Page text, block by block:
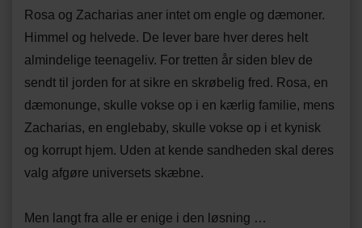
Rosa og Zacharias aner intet om engle og dæmoner.
Himmel og helvede. De lever bare hver deres helt
almindelige teenageliv. For tretten år siden blev de
sendt til jorden for at sikre en skrøbelig fred. Rosa, en
dæmonunge, skulle vokse op i en kærlig familie, mens
Zacharias, en englebaby, skulle vokse op i et kynisk
og korrupt hjem. Uden at kende sandheden skal deres
valg afgøre universets skæbne.
Men langt fra alle er enige i den løsning …